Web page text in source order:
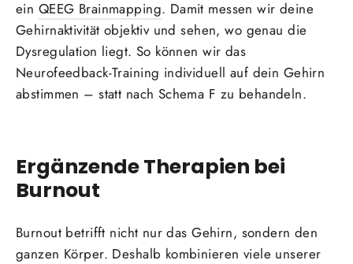
ein QEEG Brainmapping. Damit messen wir deine
Gehirnaktivität objektiv und sehen, wo genau die
Dysregulation liegt. So können wir das
Neurofeedback-Training individuell auf dein Gehirn
abstimmen – statt nach Schema F zu behandeln.
Ergänzende Therapien bei
Burnout
Burnout betrifft nicht nur das Gehirn, sondern den
ganzen Körper. Deshalb kombinieren viele unserer